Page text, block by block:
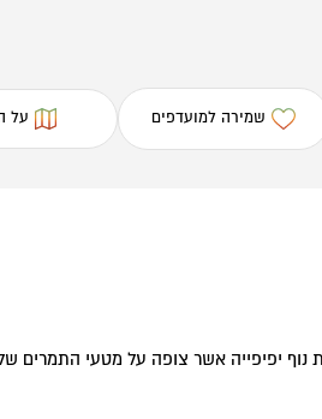
שמירה למועדפים על
יפיפייה אשר צופה על מטעי התמרים של